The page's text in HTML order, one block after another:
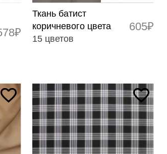
Ткань батист
коричневого цвета
15 цветов
605₽